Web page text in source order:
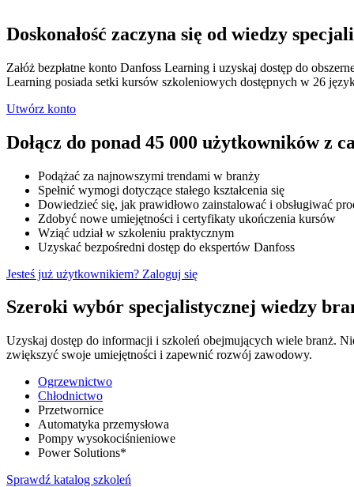
Doskonałość zaczyna się od wiedzy
Załóż bezpłatne konto Danfoss Learning i uzyskaj dostęp do
Learning posiada setki kursów szkoleniowych dostępnych w 26
Utwórz konto
Dołącz do ponad 45 000 użytkowników z
Podążać za najnowszymi trendami w branży
Spełnić wymogi dotyczące stałego kształcenia się
Dowiedzieć się, jak prawidłowo zainstalować i obsługiwać
Zdobyć nowe umiejętności i certyfikaty ukończenia kursów
Wziąć udział w szkoleniu praktycznym
Uzyskać bezpośredni dostęp do ekspertów Danfoss
Jesteś już użytkownikiem? Zaloguj się
Szeroki wybór specjalistycznej wiedzy
Uzyskaj dostęp do informacji i szkoleń obejmujących wiele branż.
zwiększyć swoje umiejętności i zapewnić rozwój zawodowy.
Ogrzewnictwo
Chłodnictwo
Przetwornice
Automatyka przemysłowa
Pompy wysokociśnieniowe
Power Solutions*
Sprawdź katalog szkoleń